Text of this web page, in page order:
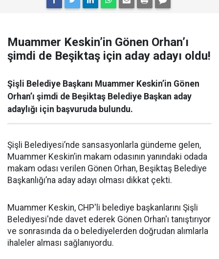
Muammer Keskin’in Gönen Orhan’ı
şimdi de Beşiktaş için aday adayı oldu!
Şişli Belediye Başkanı Muammer Keskin’in Gönen
Orhan’ı şimdi de Beşiktaş Belediye Başkan aday
adaylığı için başvuruda bulundu.
Şişli Belediyesi’nde sansasyonlarla gündeme gelen,
Muammer Keskin’in makam odasının yanındaki odada
makam odası verilen Gönen Orhan, Beşiktaş Belediye
Başkanlığı’na aday adayı olması dikkat çekti.
Muammer Keskin, CHP'li belediye başkanlarını Şişli
Belediyesi'nde davet ederek Gönen Orhan'ı tanıştırıyor
ve sonrasında da o belediyelerden doğrudan alımlarla
ihaleler alması sağlanıyordu.